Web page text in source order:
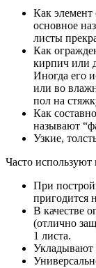
Как
основное
листы
Как
кирпич или
Иногда его
или во
пол на
Как
называют
Узкие,
Часто используют
При
пригодится
В качестве
(отлично
1 листа.
Укладывают